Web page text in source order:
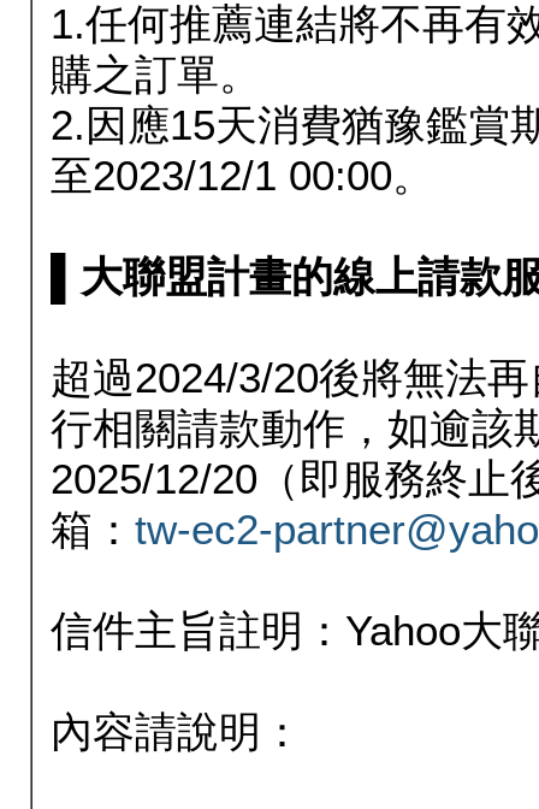
1.任何推薦連結將不再有
購之訂單。
2.因應15天消費猶豫鑑賞
至2023/12/1 00:00。
▌大聯盟計畫的線上請款
超過2024/3/20後將無法
行相關請款動作，如逾該
2025/12/20（即服務終止
箱： tw-ec2-
信件主旨註明：Yahoo大
內容請說明：